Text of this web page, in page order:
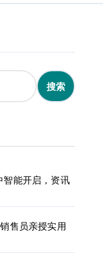
智能开启，资讯
售员亲授实用